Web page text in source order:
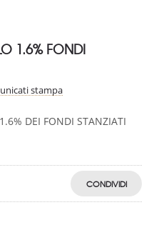
1.6% FONDI
stampa
DEI FONDI STANZIATI
CONDIVIDI